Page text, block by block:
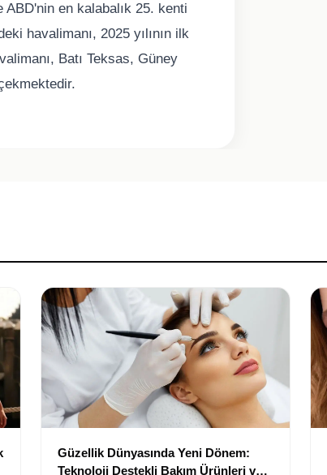
ABD'nin en kalabalık 25. kenti
havalimanı, 2025 yılının ilk
Batı Teksas, Güney
Güzellik Dünyasında Yeni Dönem:
Teknoloji Destekli Bakım Ürünleri ve